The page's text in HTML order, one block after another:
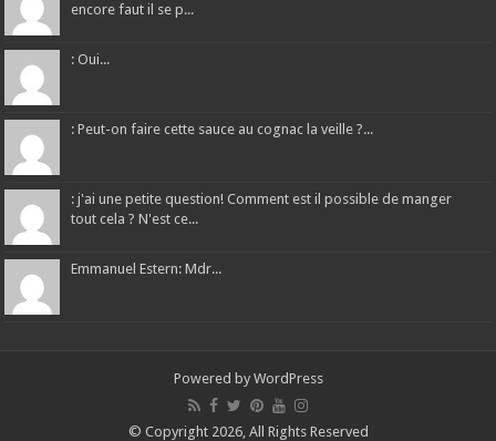
encore faut il se p...
: Oui...
: Peut-on faire cette sauce au cognac la veille ?...
: j'ai une petite question! Comment est il possible de manger
tout cela ? N'est ce...
Emmanuel Estern: Mdr...
Powered by WordPress
© Copyright 2026, All Rights Reserved